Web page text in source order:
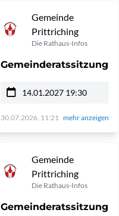
Gemeinde
Prittriching
Die Rathaus-Infos
Gemeinderatssitzung
14.01.2027 19:30
30.07.2026, 11:21 mehr anzeigen
Gemeinde
Prittriching
Die Rathaus-Infos
Gemeinderatssitzung